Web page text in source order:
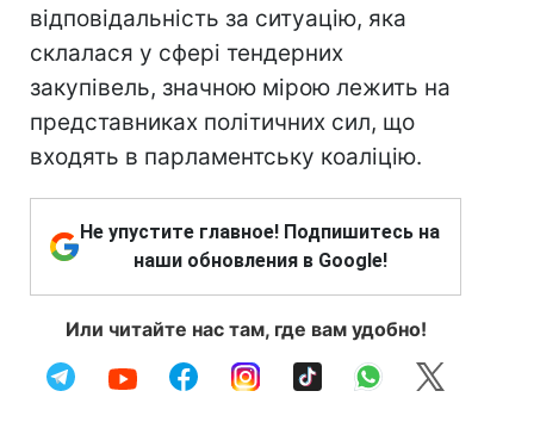
відповідальність за ситуацію, яка
склалася у сфері тендерних
закупівель, значною мірою лежить на
представниках політичних сил, що
входять в парламентську коаліцію.
Не упустите главное! Подпишитесь на
наши обновления в Google!
Или читайте нас там, где вам удобно!